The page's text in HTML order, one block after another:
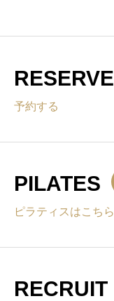
RESERVE
予約する
PILATES
ピラティスはこちら
RECRUIT